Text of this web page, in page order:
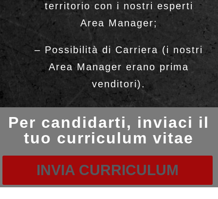
territorio con i nostri esperti
Area Manager;
– Possibilità di Carriera (i nostri
Area Manager erano prima
venditori).
Per candidarti, inviaci il
tuo curriculum vitae
INVIA CURRICULUM